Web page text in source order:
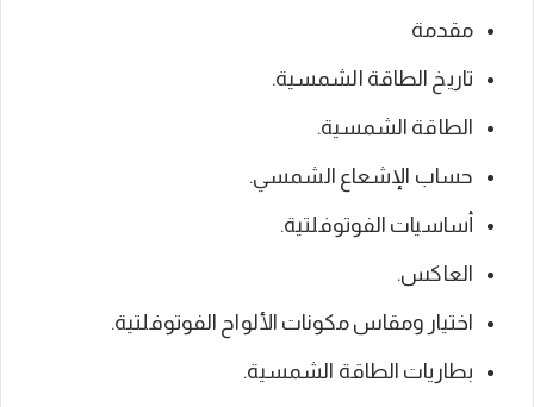
مقدمة
تاريخ الطاقة الشمسية.
الطاقة الشمسية.
حساب الإشعاع الشمسي.
أساسيات الفوتوفلتية.
العاكس.
اختيار ومقاس مكونات الألواح الفوتوفلتية.
بطاريات الطاقة الشمسية.